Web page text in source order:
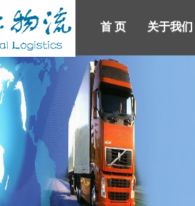
首 页 关于我们
产品展示 新闻中心 人才招聘